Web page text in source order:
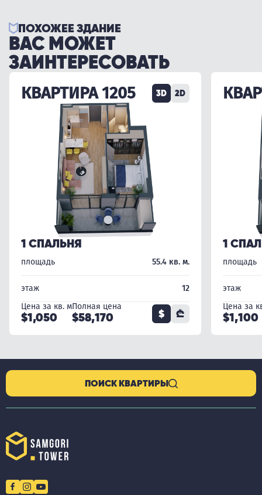
ПОХОЖЕЕ ЗДАНИЕ
ВАС МОЖЕТ
ЗАИНТЕРЕСОВАТЬ
КВАРТИРА 1205 3D 2D
1 СПАЛЬНЯ
площадь 55.4 кв. м.
этаж
12
Цена за кв. м
$1,050
Полная цена
$58,170 $ ₾
1
площадь
этаж
Цена за
$1,100
ПОИСК КВАРТИРЫ